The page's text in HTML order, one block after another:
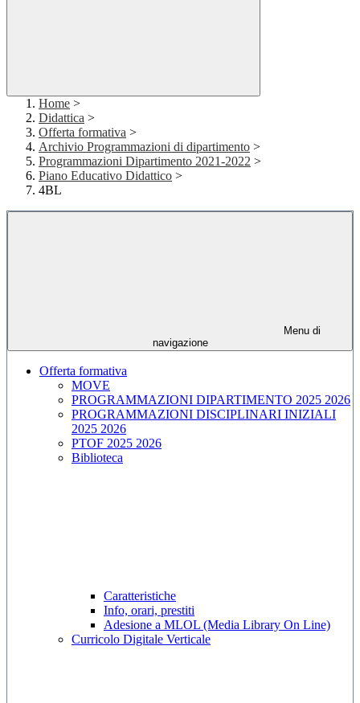
Home >
Didattica >
Offerta formativa >
Archivio Programmazioni di dipartimento >
Programmazioni Dipartimento 2021-2022 >
Piano Educativo Didattico >
4BL
Menu di
navigazione
Offerta formativa
MOVE
PROGRAMMAZIONI DIPARTIMENTO 2025 2026
PROGRAMMAZIONI DISCIPLINARI INIZIALI
2025 2026
PTOF 2025 2026
Biblioteca
Caratteristiche
Info, orari, prestiti
Adesione a MLOL (Media Library On Line)
Curricolo Digitale Verticale